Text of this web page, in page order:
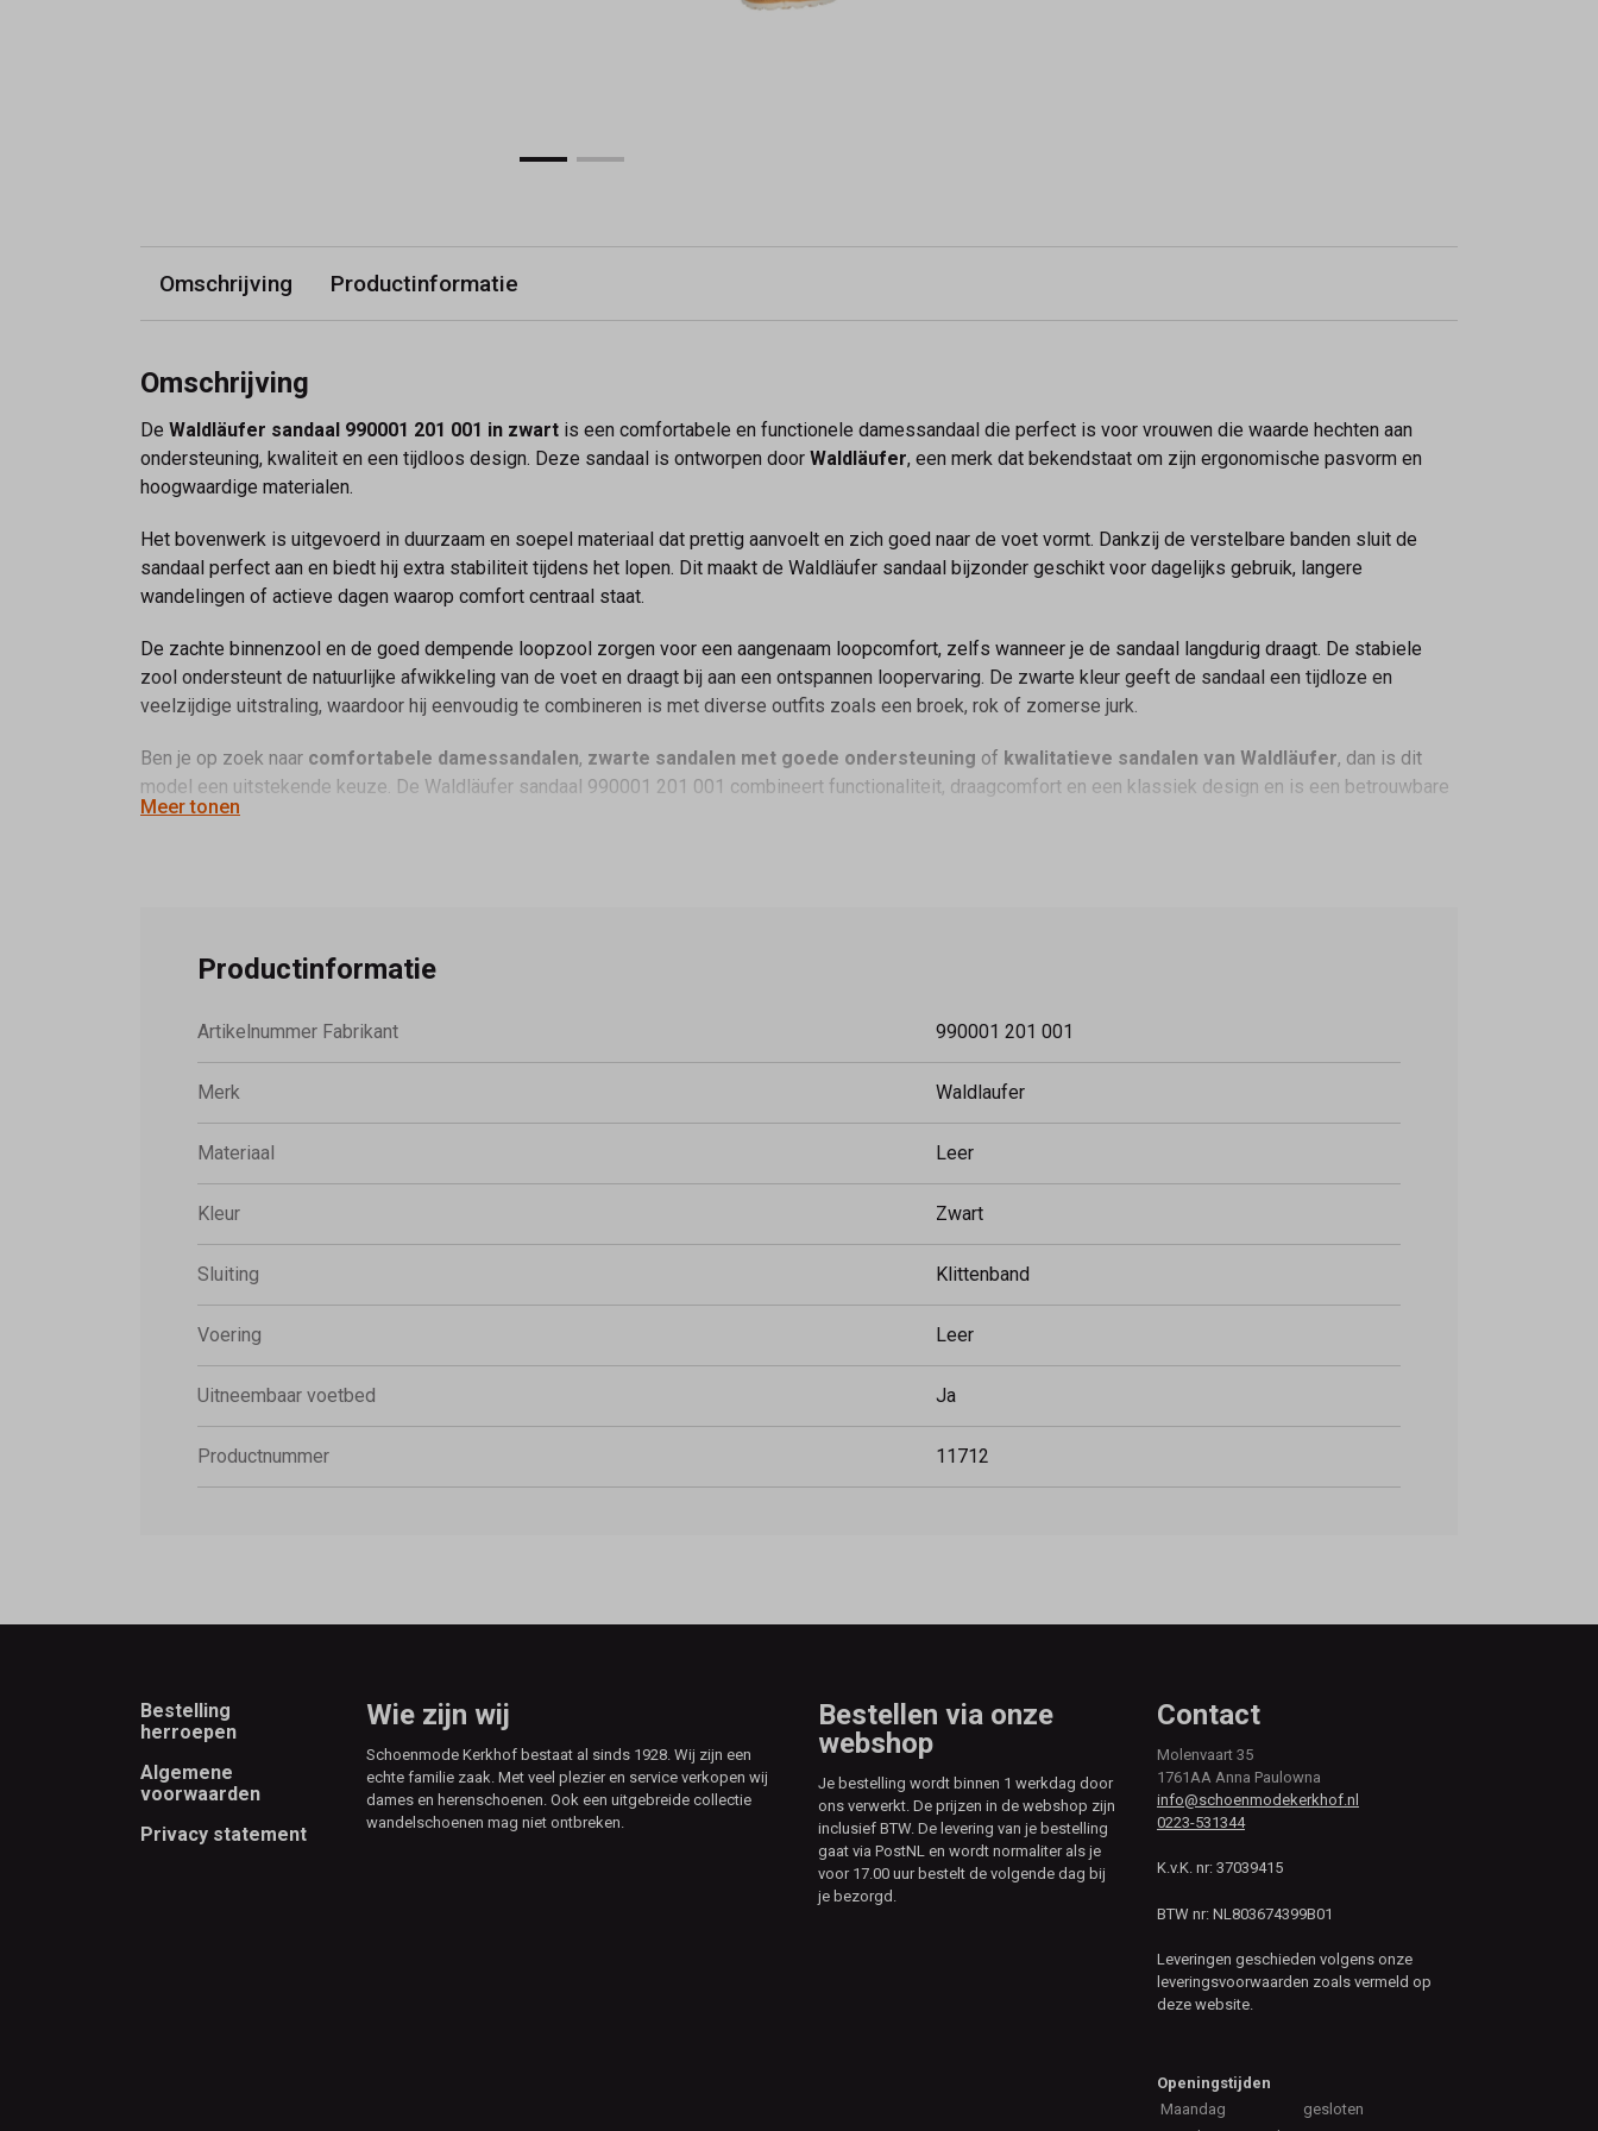
Omschrijving Productinformatie
Omschrijving
De Waldläufer sandaal 990001 201 001 in zwart is een comfortabele en functionele damessandaal die perfect is voor vrouwen die waarde hechten aan
ondersteuning, kwaliteit en een tijdloos design. Deze sandaal is ontworpen door Waldläufer, een merk dat bekendstaat om zijn ergonomische pasvorm en
hoogwaardige materialen.
Het bovenwerk is uitgevoerd in duurzaam en soepel materiaal dat prettig aanvoelt en zich goed naar de voet vormt. Dankzij de verstelbare banden sluit de
sandaal perfect aan en biedt hij extra stabiliteit tijdens het lopen. Dit maakt de Waldläufer sandaal bijzonder geschikt voor dagelijks gebruik, langere
wandelingen of actieve dagen waarop comfort centraal staat.
De zachte binnenzool en de goed dempende loopzool zorgen voor een aangenaam loopcomfort, zelfs wanneer je de sandaal langdurig draagt. De stabiele
zool ondersteunt de natuurlijke afwikkeling van de voet en draagt bij aan een ontspannen loopervaring. De zwarte kleur geeft de sandaal een tijdloze en
veelzijdige uitstraling, waardoor hij eenvoudig te combineren is met diverse outfits zoals een broek, rok of zomerse jurk.
Ben je op zoek naar comfortabele damessandalen, zwarte sandalen met goede ondersteuning of kwalitatieve sandalen van Waldläufer, dan is dit
model een uitstekende keuze. De Waldläufer sandaal 990001 201 001 combineert functionaliteit, draagcomfort en een klassiek design en is een betrouwbare
aanvulling op elke zomerse schoenencollectie.
Meer tonen
Productinformatie
Artikelnummer Fabrikant 990001 201 001
Merk Waldlaufer
Materiaal Leer
Kleur Zwart
Sluiting Klittenband
Voering Leer
Uitneembaar voetbed Ja
Productnummer 11712
Footer
Bestelling
herroepen
Algemene
voorwaarden
Privacy statement
Wie zijn wij
Schoenmode Kerkhof bestaat al sinds 1928. Wij zijn een
echte familie zaak. Met veel plezier en service verkopen wij
dames en herenschoenen. Ook een uitgebreide collectie
wandelschoenen mag niet ontbreken.
Bestellen via onze
webshop
Je bestelling wordt binnen 1 werkdag door
ons verwerkt. De prijzen in de webshop zijn
inclusief BTW. De levering van je bestelling
gaat via PostNL en wordt normaliter als je
voor 17.00 uur bestelt de volgende dag bij
je bezorgd.
Contact
Molenvaart 35
1761AA Anna Paulowna
info@schoenmodekerkhof.nl
0223-531344
K.v.K. nr: 37039415
BTW nr: NL803674399B01
Leveringen geschieden volgens onze
leveringsvoorwaarden zoals vermeld op
deze website.
Openingstijden
Maandag
gesloten